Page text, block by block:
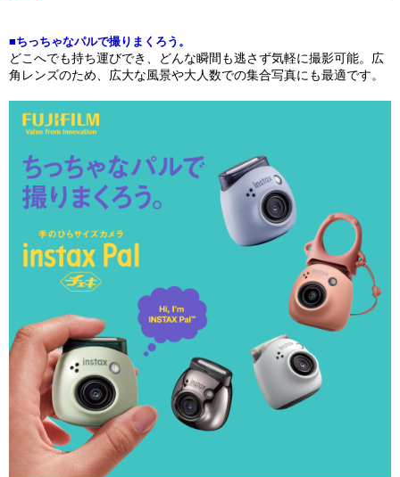
■ちっちゃなパルで撮りまくろう。
どこへでも持ち運びでき、どんな瞬間も逃さず気軽に撮影可能。広
角レンズのため、広大な風景や大人数での集合写真にも最適です。